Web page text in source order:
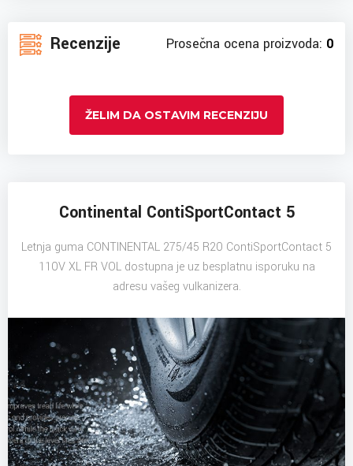
Recenzije Prosečna ocena proizvoda: 0
ŽELIM DA OSTAVIM RECENZIJU
Continental ContiSportContact 5
Letnja guma CONTINENTAL 275/45 R20 ContiSportContact 5
110V XL FR VOL dostupna je uz besplatnu isporuku na
adresu vašeg vulkanizera.